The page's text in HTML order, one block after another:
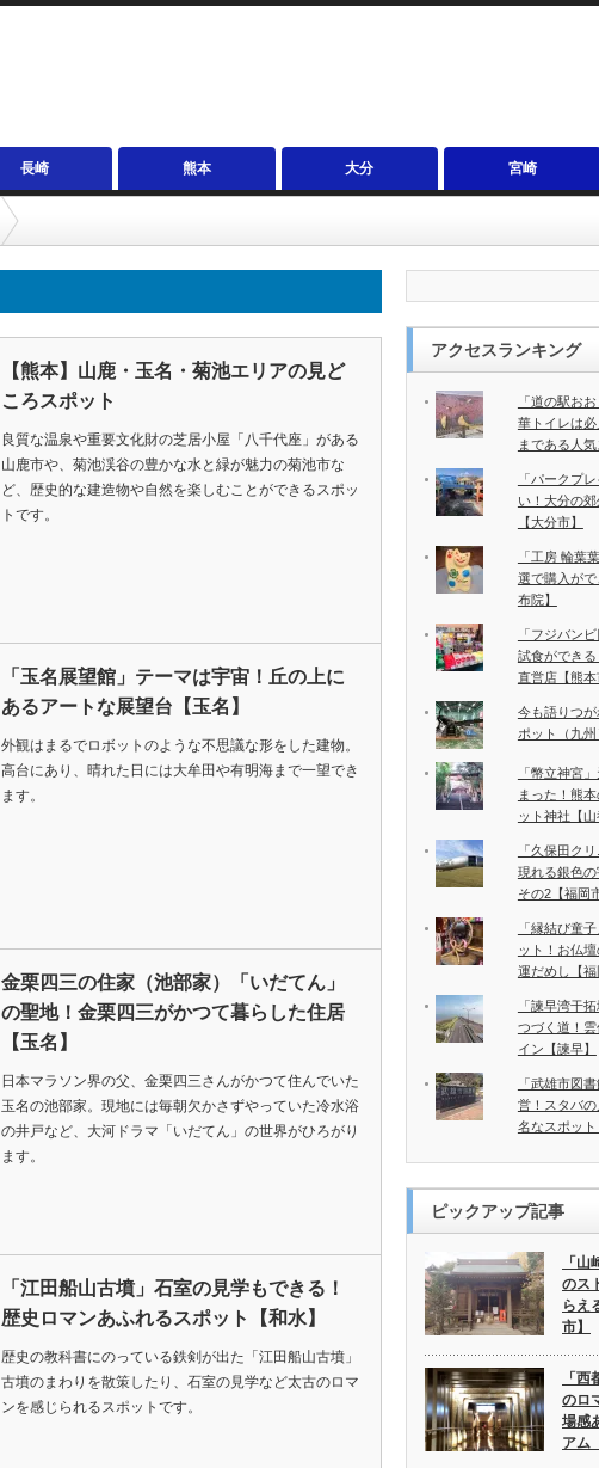
長崎 熊本 大分 宮崎
【熊本】山鹿・玉名・菊池エリアの見ど
ころスポット
良質な温泉や重要文化財の芝居小屋「八千代座」がある
山鹿市や、菊池渓谷の豊かな水と緑が魅力の菊池市な
ど、歴史的な建造物や自然を楽しむことができるスポッ
トです。
「玉名展望館」テーマは宇宙！丘の上に
あるアートな展望台【玉名】
外観はまるでロボットのような不思議な形をした建物。
高台にあり、晴れた日には大牟田や有明海まで一望でき
ます。
金栗四三の住家（池部家）「いだてん」
の聖地！金栗四三がかつて暮らした住居
【玉名】
日本マラソン界の父、金栗四三さんがかつて住んでいた
玉名の池部家。現地には毎朝欠かさずやっていた冷水浴
の井戸など、大河ドラマ「いだてん」の世界がひろがり
ます。
「江田船山古墳」石室の見学もできる！
歴史ロマンあふれるスポット【和水】
歴史の教科書にのっている鉄剣が出た「江田船山古墳」
古墳のまわりを散策したり、石室の見学など太古のロマ
ンを感じられるスポットです。
アクセスランキング
「道の駅お
華トイレは
まである人気
「パークプ
い！大分の
【大分市】
「工房 輪葉
選で購入が
布院】
「フジバン
試食ができ
直営店【熊本
今も語りつ
ポット（九州
「幣立神宮
まった！熊
ット神社【山
「久保田ク
現れる銀色
その2【福岡
「縁結び童
ット！お仏
運だめし【福
「諫早湾干
つづく道！
イン【諫早】
「武雄市図
営！スタバ
名なスポット
ピックアップ記事
「
のス
らえ
市】
「
のロ
場感
アム